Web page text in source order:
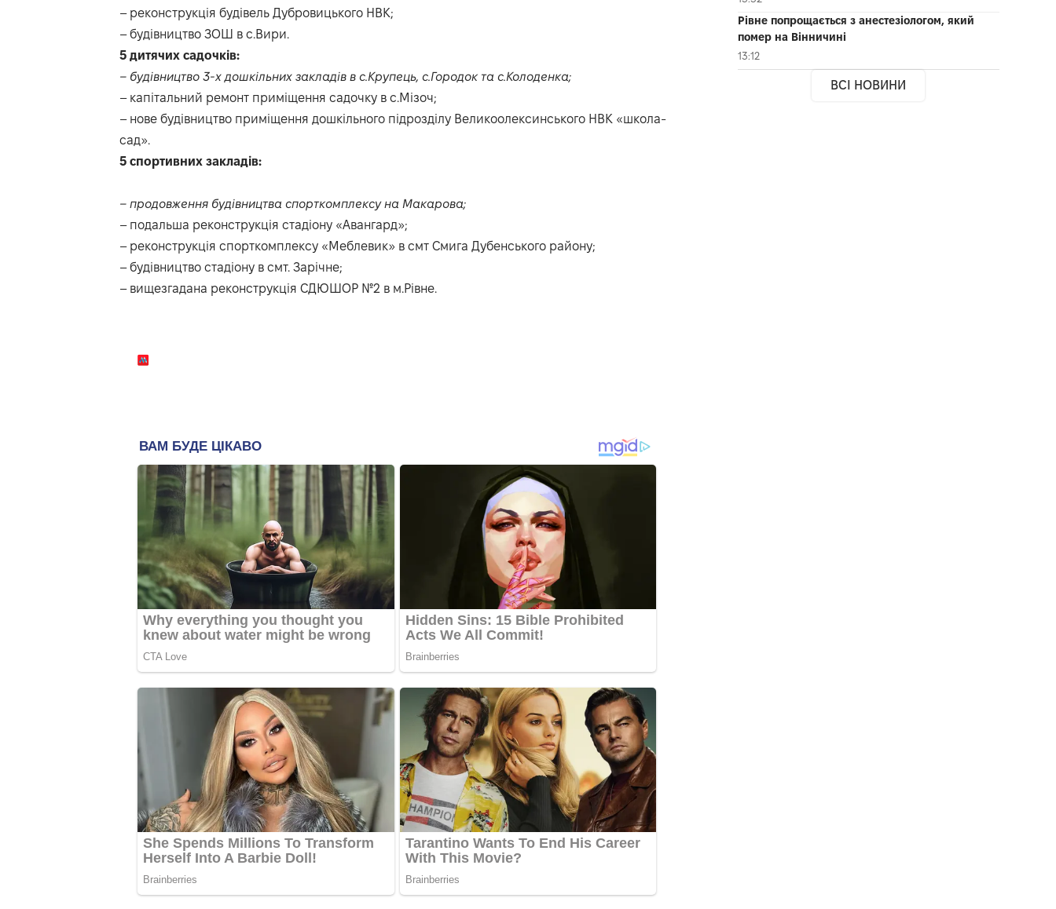
– реконструкція будівель Дубровицького НВК;
– будівництво ЗОШ в с.Вири.
5 дитячих садочків:
– будівництво 3-х дошкільних закладів в с.Крупець, с.Городок та с.Колоденка;
– капітальний ремонт приміщення садочку в с.Мізоч;
– нове будівництво приміщення дошкільного підрозділу Великоолексинського НВК «школа-
сад».
5 спортивних закладів:
– продовження будівництва спорткомплексу на Макарова;
– подальша реконструкція стадіону «Авангард»;
– реконструкція спорткомплексу «Меблевик» в смт Смига Дубенського району;
– будівництво стадіону в смт. Зарічне;
– вищезгадана реконструкція СДЮШОР №2 в м.Рівне.
Рівне попрощається з анестезіологом, який
помер на Вінничині
13:12
ВСІ НОВИНИ